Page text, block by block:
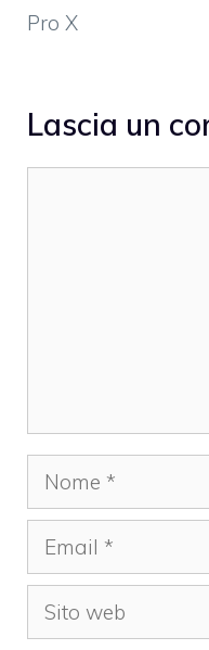
Pro X
Lascia un
Nome
Email
Sito
web